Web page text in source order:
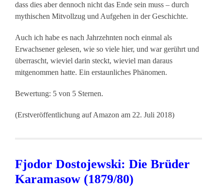
dass dies aber dennoch nicht das Ende sein muss – durch
mythischen Mitvollzug und Aufgehen in der Geschichte.
Auch ich habe es nach Jahrzehnten noch einmal als
Erwachsener gelesen, wie so viele hier, und war gerührt und
überrascht, wieviel darin steckt, wieviel man daraus
mitgenommen hatte. Ein erstaunliches Phänomen.
Bewertung: 5 von 5 Sternen.
(Erstveröffentlichung auf Amazon am 22. Juli 2018)
Fjodor Dostojewski: Die Brüder
Karamasow (1879/80)